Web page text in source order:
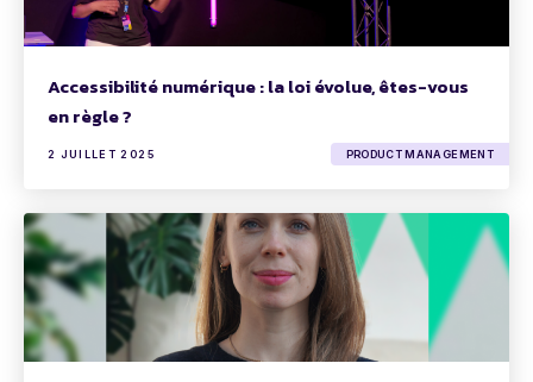
Accessibilité numérique : la loi évolue, êtes-vous
en règle ?
2 JUILLET 2025 PRODUCT MANAGEMENT